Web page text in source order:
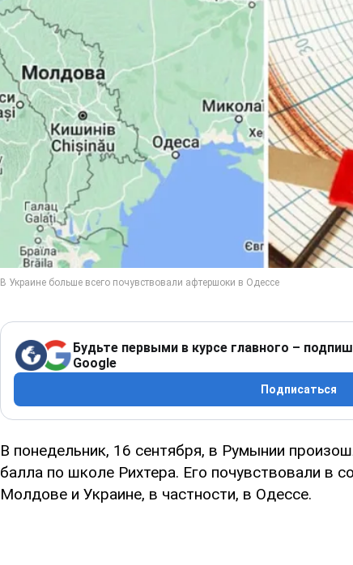
Будьте первыми в курсе главного –
Google
Подписаться
В понедельник, 16 сентября, в Румынии
балла по школе Рихтера. Его почувствовали в
Молдове и Украине, в частности, в Одессе.